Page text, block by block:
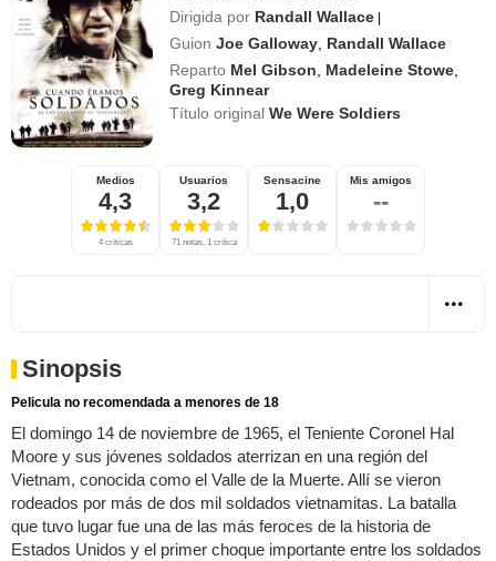
Dirigida por Randall Wallace |
Guion Joe Galloway Randall Wallace
Reparto Mel Gibson Madeleine Stowe
Greg Kinnear
Título originalWe Were Soldiers
Medios
4,3
4 críticas
Usuarios
3,2
71 notas, 1 crítica
Sensacine
1,0
Mis amigos
--
Sinopsis
Pelicula no recomendada a menores de 18
El domingo 14 de noviembre de 1965, el Teniente Coronel Hal
Moore y sus jóvenes soldados aterrizan en una región del
Vietnam, conocida como el Valle de la Muerte. Allí se vieron
rodeados por más de dos mil soldados vietnamitas. La batalla
que tuvo lugar fue una de las más feroces de la historia de
Estados Unidos y el primer choque importante entre los soldados